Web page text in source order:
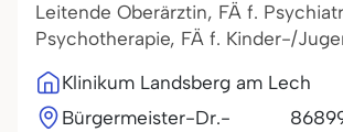
Leitende Oberärztin, FÄ f.
Psychotherapie, FÄ f. Kinder-/
Klinikum Landsberg am Lech
Bürgermeister-Dr.-